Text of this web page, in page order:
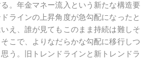
。年金マネー流入という新たな構造要
ラインの上昇角度が急勾配になったと
え、誰が見てもこのまま持続は難しそ
こで、よりなだらかな勾配に移行しつ
う。旧トレンドラインと新トレンドラ